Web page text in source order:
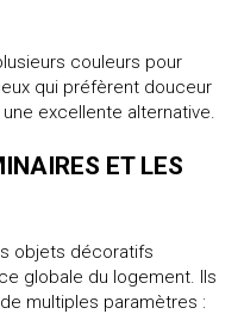
couleurs pour
qui préfèrent douceur
excellente alternative.
ET LES
objets décoratifs
globale du logement. Ils
multiples paramètres :